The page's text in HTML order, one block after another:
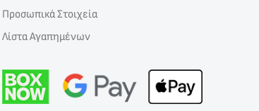
Προσωπικά Στοιχεία
Λίστα Αγαπημένων